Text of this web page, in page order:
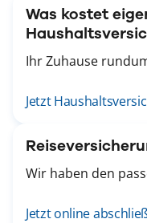
Was kostet
Ihr Zuhause
Jetzt
Wir haben den
Jetzt online